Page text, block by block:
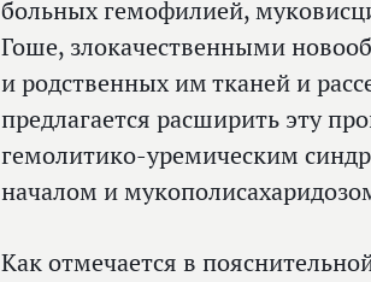
больных гемофилией,
Гоше, злокачественными
и родственных им тканей и
предлагается расширить эту
гемолитико-уремическим
началом и
Как отмечается в